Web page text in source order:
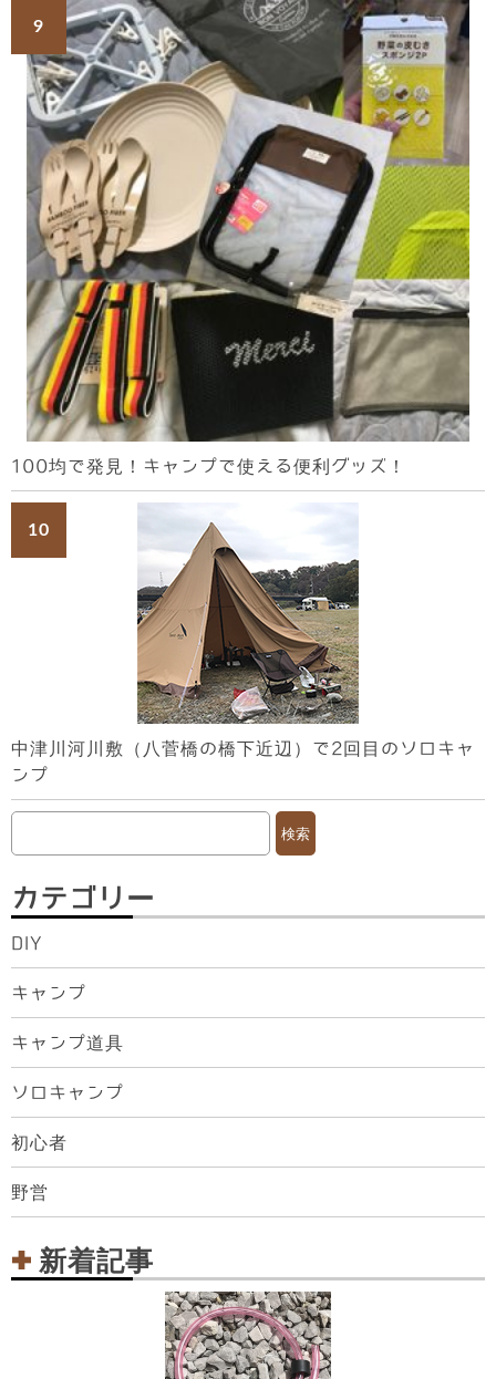
100均で発見！キャンプで使える便利グッズ！
中津川河川敷（八菅橋の橋下近辺）で2回目のソロキャ
ンプ
カテゴリー
DIY
キャンプ
キャンプ道具
ソロキャンプ
初心者
野営
新着記事